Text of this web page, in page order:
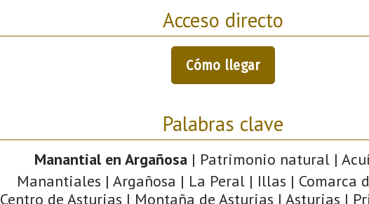
Acceso directo
Cómo llegar
Palabras clave
Manantial en Argañosa| Patrimonio natural |
Manantiales | Argañosa | La Peral | Illas | Comarca
Centro de Asturias | Montaña de Asturias | Asturias |